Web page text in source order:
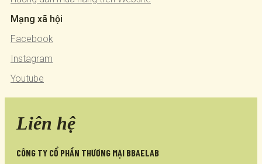
Mạng xã hội
Facebook
Instagram
Youtube
Liên hệ
CÔNG TY CỔ PHẦN THƯƠNG MẠI BBAELAB